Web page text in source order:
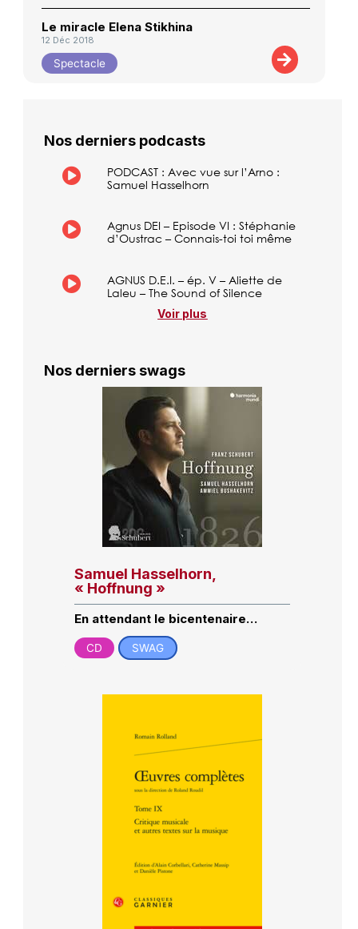
Le miracle Elena Stikhina
12 Déc 2018
Spectacle
Nos derniers podcasts
PODCAST : Avec vue sur l’Arno :
Samuel Hasselhorn
Agnus DEI – Episode VI : Stéphanie
d’Oustrac – Connais-toi toi même
AGNUS D.E.I. – ép. V – Aliette de
Laleu – The Sound of Silence
Voir plus
Nos derniers swags
Samuel Hasselhorn,
« Hoffnung »
En attendant le bicentenaire…
CD SWAG